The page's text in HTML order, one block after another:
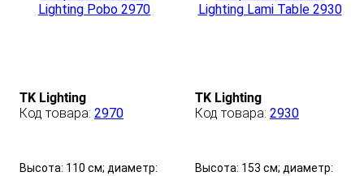
TK Lighting
2970
Высота: 110 см; диаметр:
TK Lighting
2930
Высота: 153 см; диаметр: